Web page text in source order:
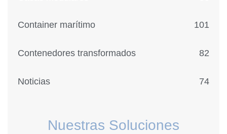
Container marítimo 101
Contenedores transformados 82
Noticias 74
Nuestras Soluciones